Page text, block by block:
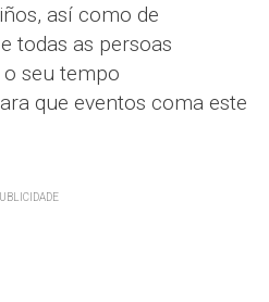
así como de
todas as persoas
seu tempo
que eventos coma este